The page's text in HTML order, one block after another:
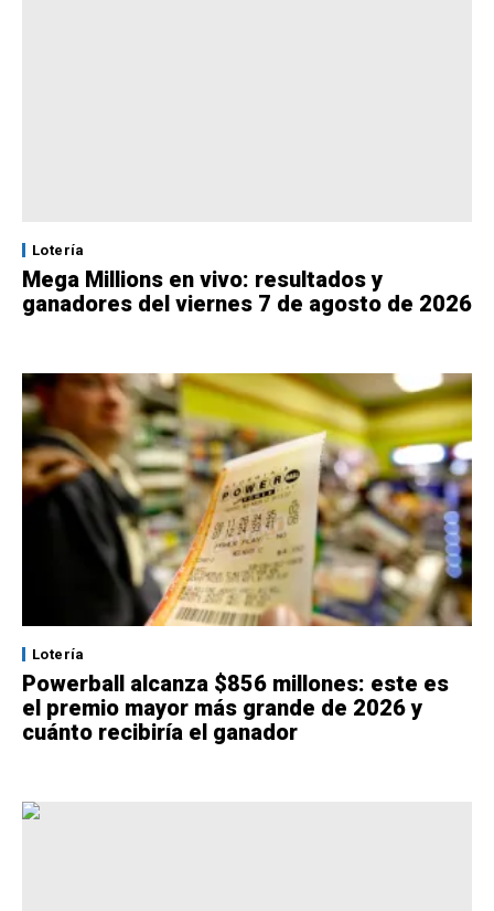
Lotería
Mega Millions en vivo: resultados y
ganadores del viernes 7 de agosto de 2026
Lotería
Powerball alcanza $856 millones: este es
el premio mayor más grande de 2026 y
cuánto recibiría el ganador